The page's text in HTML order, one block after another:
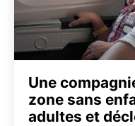
Une
zone sans
adultes et